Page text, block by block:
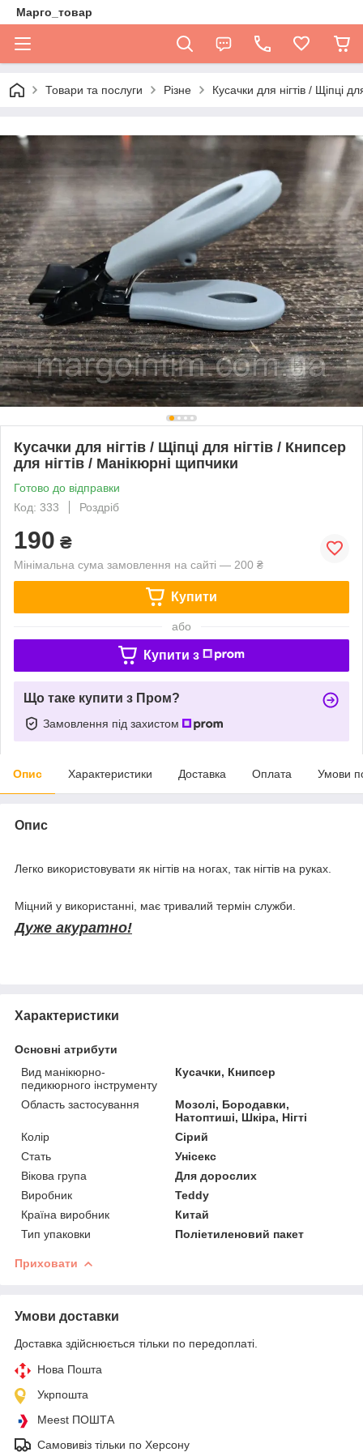
Марго_товар
Товари та послуги Різне Кусачки для нігтів / Щіпці
Кусачки для нігтів / Щіпці для нігтів / Книпсер
для нігтів / Манікюрні щипчики
Готово до відправки
Код: 333
Роздріб
190 ₴
Мінімальна сума замовлення на сайті — 200 ₴
Купити
або
Купити з
Що таке купити з Пром?
Замовлення під захистом
Опис Характеристики Доставка Оплата Умови
Опис
Легко використовувати як нігтів на ногах, так нігтів на руках.
Міцний у використанні, має тривалий термін служби.
Дуже акуратно!
Характеристики
Основні атрибути
Вид манікюрно-
педикюрного інструменту
Кусачки, Книпсер
Область застосування
Мозолі, Бородавки,
Натоптиші, Шкіра, Нігті
Колір
Сірий
Стать
Унісекс
Вікова група
Для дорослих
Виробник
Teddy
Країна виробник
Китай
Тип упаковки
Поліетиленовий пакет
Приховати
Умови доставки
Доставка здійснюється тільки по передоплаті.
Нова Пошта
Укрпошта
Meest ПОШТА
Самовивіз тільки по Херсону